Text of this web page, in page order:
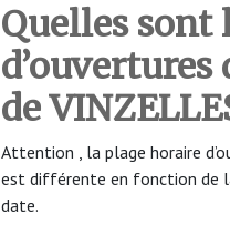
Quelles sont
d’ouvertures
de
Attention , la plage horaire
est différente en fonction de
date.